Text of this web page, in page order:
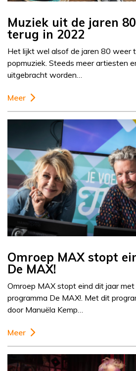
Muziek uit de jaren
terug in 2022
Het lijkt wel alsof de jaren 80 weer
popmuziek. Steeds meer artiesten
uitgebracht worden…
Meer
Omroep MAX stopt
De MAX!
Omroep MAX stopt eind dit jaar
programma De MAX!. Met dit
door Manuëla Kemp…
Meer